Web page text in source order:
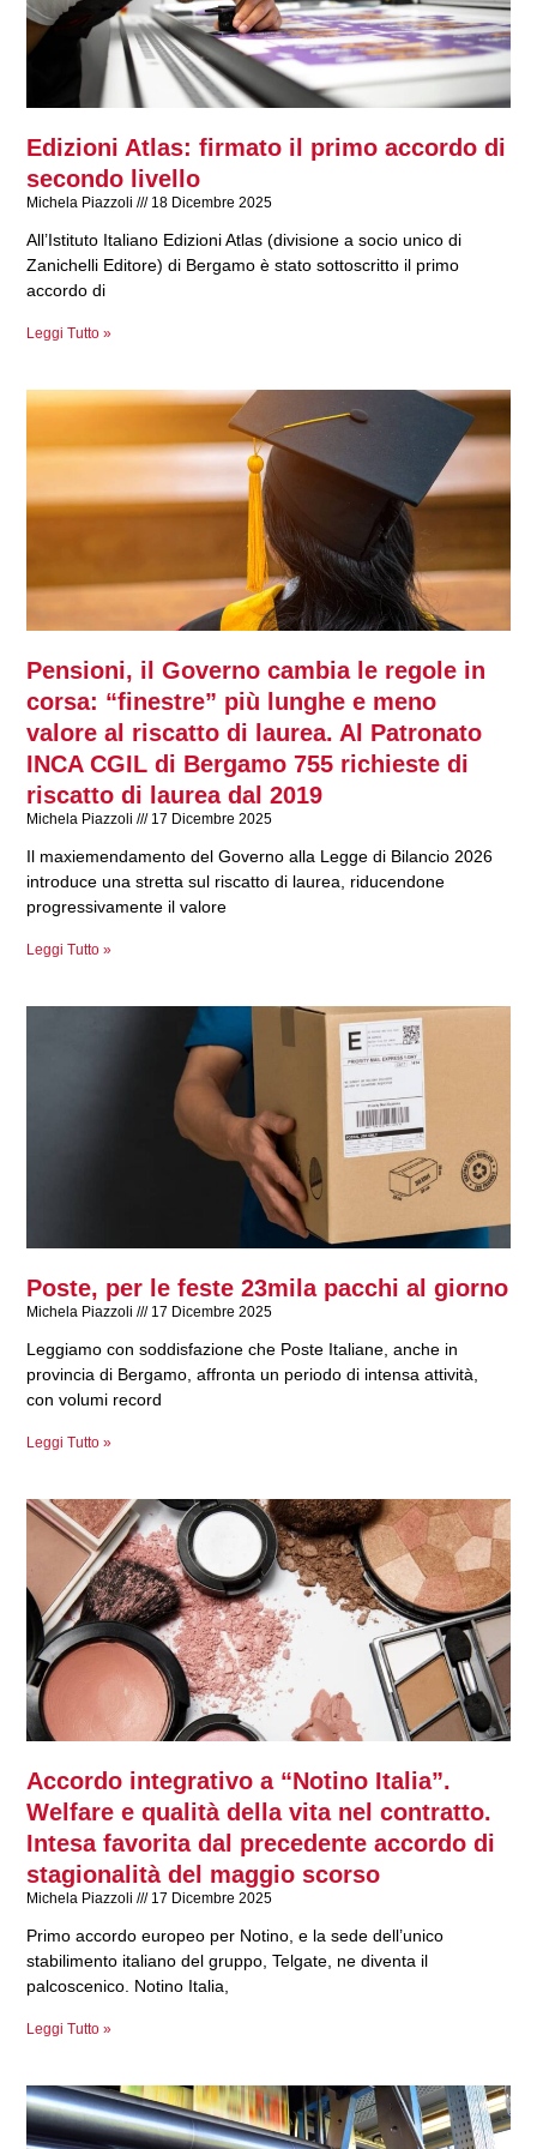
Edizioni Atlas: firmato il primo accordo di
secondo livello
Michela Piazzoli 18 Dicembre 2025
All’Istituto Italiano Edizioni Atlas (divisione a socio unico di
Zanichelli Editore) di Bergamo è stato sottoscritto il primo
accordo di
Leggi Tutto »
Pensioni, il Governo cambia le regole in
corsa: “finestre” più lunghe e meno
valore al riscatto di laurea. Al Patronato
INCA CGIL di Bergamo 755 richieste di
riscatto di laurea dal 2019
Michela Piazzoli 17 Dicembre 2025
Il maxiemendamento del Governo alla Legge di Bilancio 2026
introduce una stretta sul riscatto di laurea, riducendone
progressivamente il valore
Leggi Tutto »
Poste, per le feste 23mila pacchi al giorno
Michela Piazzoli 17 Dicembre 2025
Leggiamo con soddisfazione che Poste Italiane, anche in
provincia di Bergamo, affronta un periodo di intensa attività,
con volumi record
Leggi Tutto »
Accordo integrativo a “Notino Italia”.
Welfare e qualità della vita nel contratto.
Intesa favorita dal precedente accordo di
stagionalità del maggio scorso
Michela Piazzoli 17 Dicembre 2025
Primo accordo europeo per Notino, e la sede dell’unico
stabilimento italiano del gruppo, Telgate, ne diventa il
palcoscenico. Notino Italia,
Leggi Tutto »
n
a
n
a
n
a
n
a
n
a